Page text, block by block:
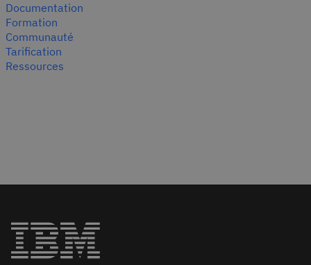
Documentation
Formation
Communauté
Tarification
Ressources